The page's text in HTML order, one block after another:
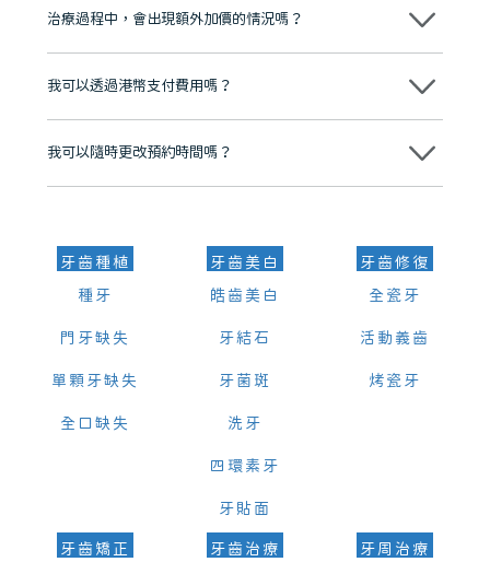
市市民極高的口碑評價及信任推薦 珠海、深圳設有八大分院，香港亦設
有咨詢及服務保障中心，有任何問題都可以隨時預約免費咨詢，讓人十
治療過程中，會出現額外加價的情況嗎？
不會，治療前我們會詳細說明治療方案及對應的價錢，顧客同意並簽字
我可以透過港幣支付費用嗎？
可以。維港口腔會按照當日匯率轉算收取費用，而匯率會及時告知客人
我可以隨時更改預約時間嗎？
可以，請盡早通過wechat或whatsapp聯絡我們，告知我們你原本預約
牙齒種植
種牙
門牙缺失
單顆牙缺失
全口缺失
牙齒美白
皓齒美白
牙結石
牙菌斑
洗牙
四環素牙
牙貼面
牙齒修復
全瓷牙
活動義齒
烤瓷牙
牙齒矯正
牙齒治療
牙周治療